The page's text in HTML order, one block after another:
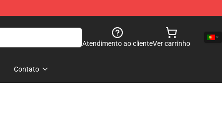
Atendimento ao clienteVer carrinho
Contato